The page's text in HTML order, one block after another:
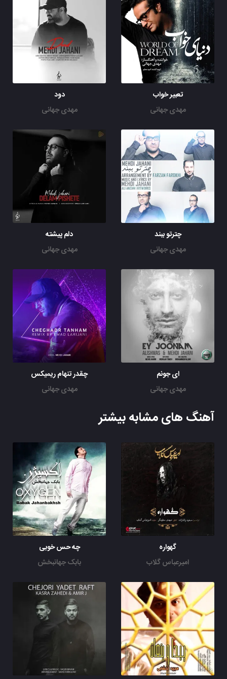
تعبیر خواب
مهدی جهانی
دود
مهدی جهانی
چترتو ببند
مهدی جهانی
دلم پیشته
مهدی جهانی
ای جونم
مهدی جهانی
چقدر تنهام ریمیکس
مهدی جهانی
آهنگ های مشابه بیشتر
گهواره
امیرعباس گلاب
چه حس خوبی
بابک جهانبخش